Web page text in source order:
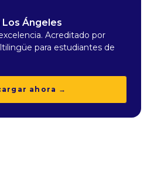
Los Ángeles
Acreditado por
para estudiantes de
ahora →